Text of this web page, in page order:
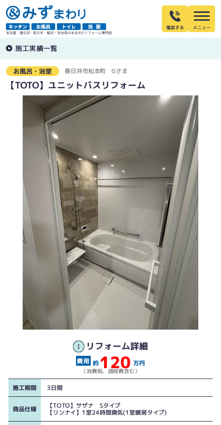
名古屋・春日井・長久手・稲沢・多治見の水まわりリフォーム専門店
電話する
施工実績一覧
お風呂・浴室 春日井市松本町 Gさま
【TOTO】ユニットバスリフォーム
リフォーム詳細
約 120 万円
（消費税、諸経費含む）
施工期間 3日間
商品仕様
【TOTO】サザナ Sタイプ
【リンナイ】1室24時間換気(1室暖房タイプ)